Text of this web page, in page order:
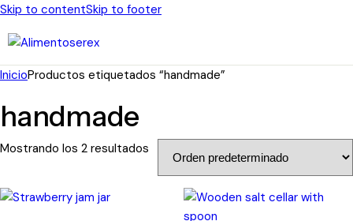
Skip to contentSkip to footer
InicioProductos etiquetados “handmade”
handmade
Mostrando los 2 resultados